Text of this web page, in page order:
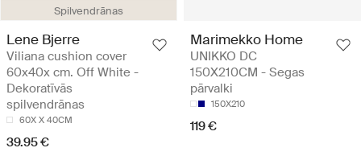
Spilvendrānas
Lene Bjerre
Viliana cushion cover
60x40x cm. Off White -
Dekoratīvās
spilvendrānas
60X X 40CM
39.95 €
Marimekko Home
UNIKKO DC
150X210CM - Segas
pārvalki
150X210
119 €